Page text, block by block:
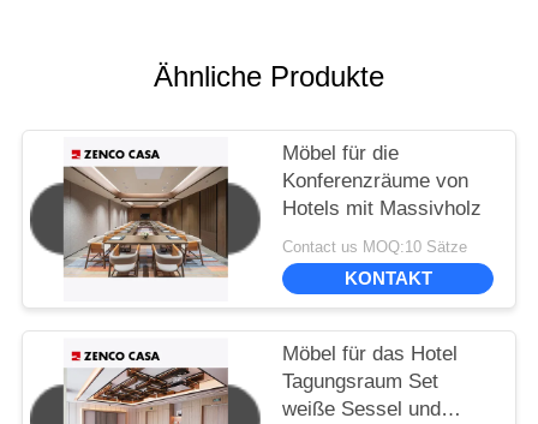
Ähnliche Produkte
Möbel für die
Konferenzräume von
Hotels mit Massivholz
Contact us MOQ:10 Sätze
KONTAKT
Möbel für das Hotel
Tagungsraum Set
weiße Sessel und